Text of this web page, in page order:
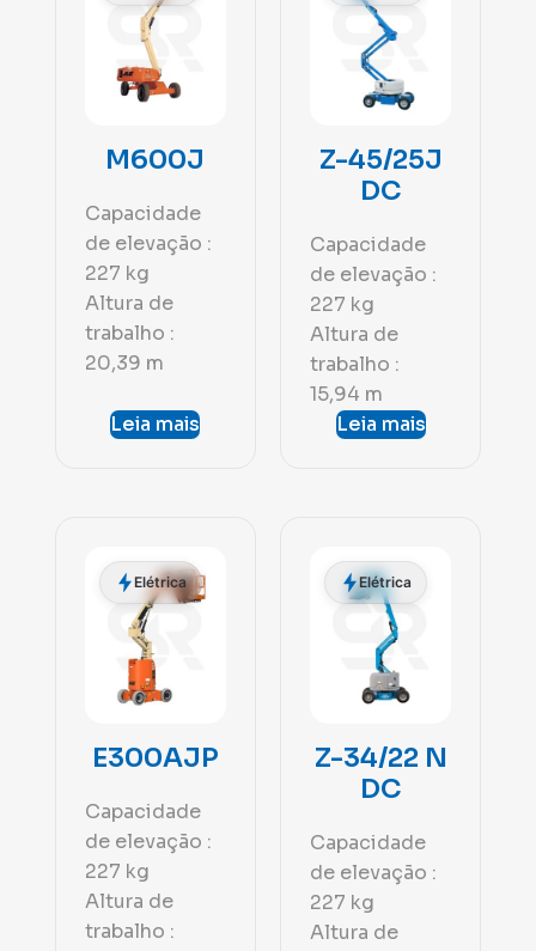
M600J
Capacidade
de elevação :
227 kg
Altura de
trabalho :
20,39 m
Leia mais
Z-45/25J
DC
Capacidade
de elevação :
227 kg
Altura de
trabalho :
15,94 m
Leia mais
Elétrica
E300AJP
Capacidade
de elevação :
227 kg
Altura de
trabalho :
Elétrica
Z-34/22 N
DC
Capacidade
de elevação :
227 kg
Altura de